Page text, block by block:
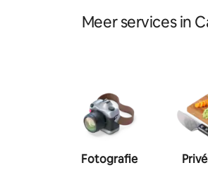
Meer services in
Fotografie